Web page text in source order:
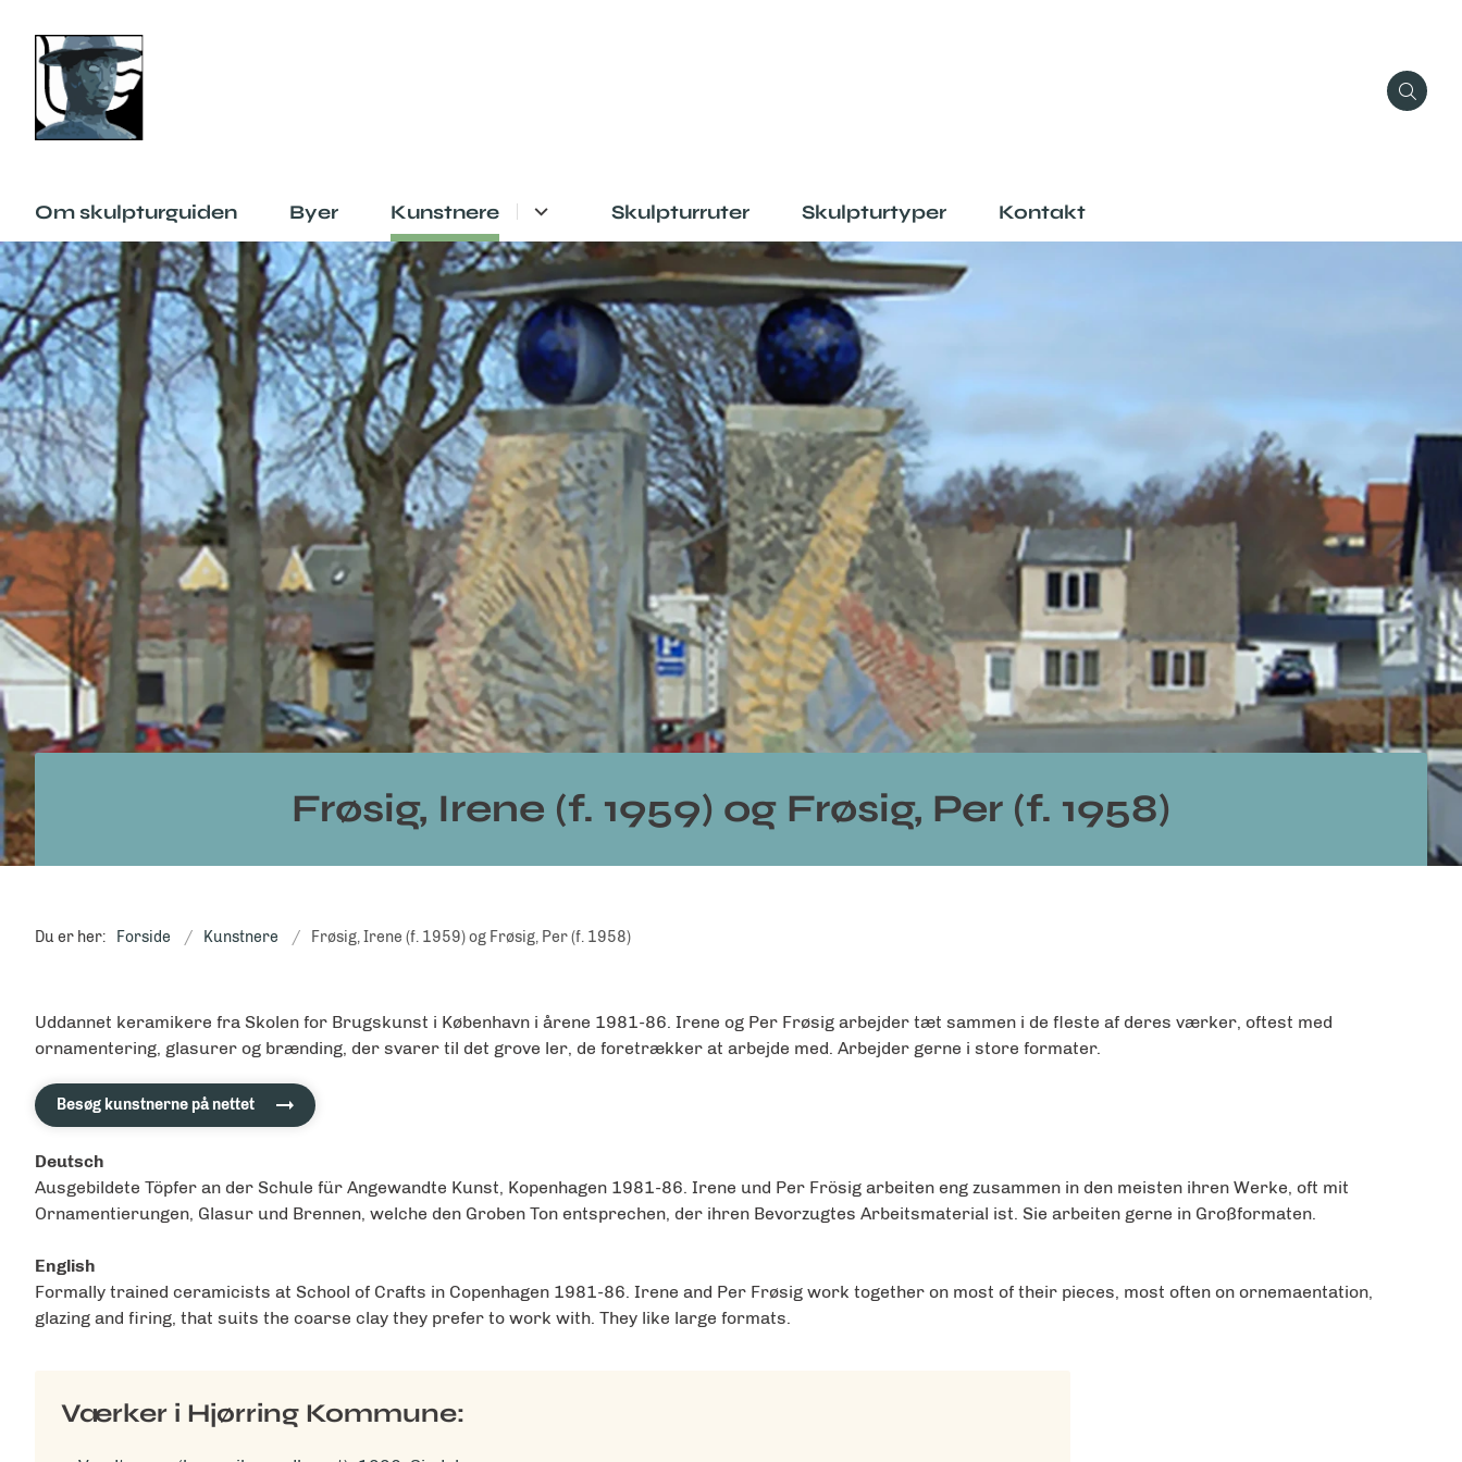
Om skulpturguiden Byer Kunstnere Skulpturruter Skulpturtyper Kontakt
Frøsig, Irene (f. 1959) og Frøsig, Per (f. 1958)
Du er her: Forside Kunstnere Frøsig, Irene (f. 1959) og Frøsig, Per (f. 1958)
Uddannet keramikere fra Skolen for Brugskunst i København i årene 1981-86. Irene og Per Frøsig arbejder tæt sammen i de fleste af deres værker, oftest med
ornamentering, glasurer og brænding, der svarer til det grove ler, de foretrækker at arbejde med. Arbejder gerne i store formater.
Besøg kunstnerne på nettet
Deutsch
Ausgebildete Töpfer an der Schule für Angewandte Kunst, Kopenhagen 1981-86. Irene und Per Frösig arbeiten eng zusammen in den meisten ihren Werke, oft mit
Ornamentierungen, Glasur und Brennen, welche den Groben Ton entsprechen, der ihren Bevorzugtes Arbeitsmaterial ist. Sie arbeiten gerne in Großformaten.
English
Formally trained ceramicists at School of Crafts in Copenhagen 1981-86. Irene and Per Frøsig work together on most of their pieces, most often on ornemaentation,
glazing and firing, that suits the coarse clay they prefer to work with. They like large formats.
Værker i Hjørring Kommune: